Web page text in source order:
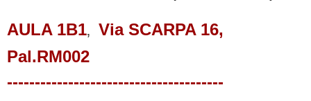
AULA 1B1,
Via SCARPA 16,
Pal.RM002
---------------------------------------